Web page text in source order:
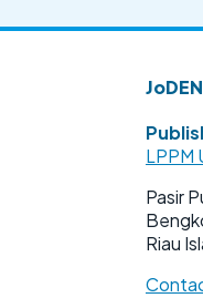
LPPM
Pasir
Riau